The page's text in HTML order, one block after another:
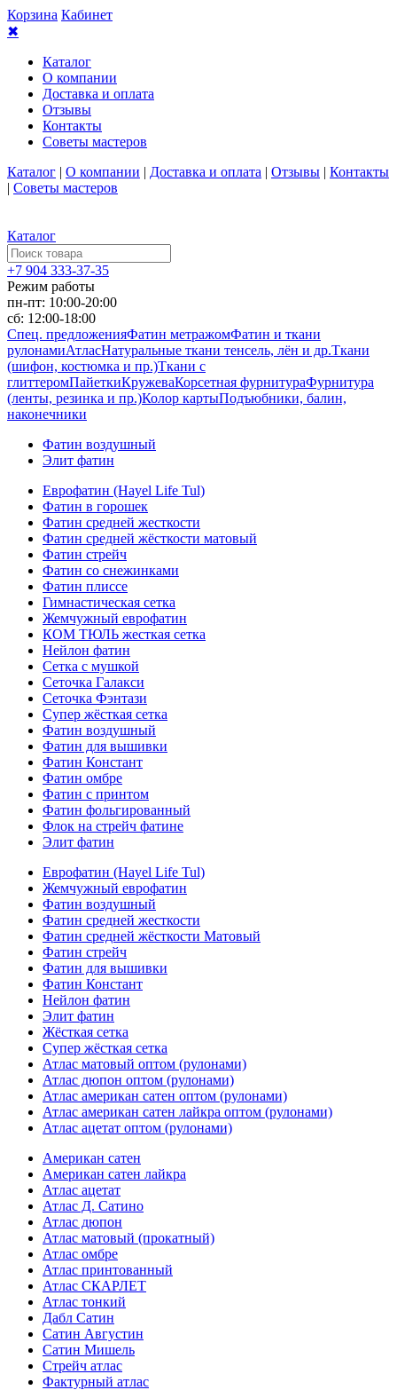
Корзина Кабинет
✖
Каталог
О компании
Доставка и оплата
Отзывы
Контакты
Советы мастеров
Каталог | О компании | Доставка и оплата | Отзывы | Контакты
| Советы мастеров
Каталог
+7 904 333-37-35
Режим работы
пн-пт: 10:00-20:00
сб: 12:00-18:00
Спец. предложенияФатин метражомФатин и ткани
рулонамиАтласНатуральные ткани тенсель, лён и др.Ткани
(шифон, костюмка и пр.)Ткани с
глиттеромПайеткиКружеваКорсетная фурнитураФурнитура
(ленты, резинка и пр.)Колор картыПодъюбники, балин,
наконечники
Фатин воздушный
Элит фатин
Еврофатин (Hayel Life Tul)
Фатин в горошек
Фатин средней жесткости
Фатин средней жёсткости матовый
Фатин стрейч
Фатин со снежинками
Фатин плиссе
Гимнастическая сетка
Жемчужный еврофатин
КОМ ТЮЛЬ жесткая сетка
Нейлон фатин
Сетка с мушкой
Сеточка Галакси
Сеточка Фэнтази
Супер жёсткая сетка
Фатин воздушный
Фатин для вышивки
Фатин Констант
Фатин омбре
Фатин с принтом
Фатин фольгированный
Флок на стрейч фатине
Элит фатин
Еврофатин (Hayel Life Tul)
Жемчужный еврофатин
Фатин воздушный
Фатин средней жесткости
Фатин средней жёсткости Матовый
Фатин стрейч
Фатин для вышивки
Фатин Констант
Нейлон фатин
Элит фатин
Жёсткая сетка
Супер жёсткая сетка
Атлас матовый оптом (рулонами)
Атлас дюпон оптом (рулонами)
Атлас американ сатен оптом (рулонами)
Атлас американ сатен лайкра оптом (рулонами)
Атлас ацетат оптом (рулонами)
Американ сатен
Американ сатен лайкра
Атлас ацетат
Атлас Д. Сатино
Атлас дюпон
Атлас матовый (прокатный)
Атлас омбре
Атлас принтованный
Атлас СКАРЛЕТ
Атлас тонкий
Дабл Сатин
Сатин Августин
Сатин Мишель
Стрейч атлас
Фактурный атлас